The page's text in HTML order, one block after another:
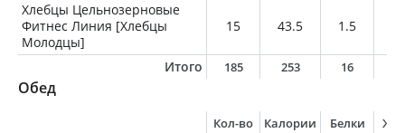
Хлебцы Цельнозерновые
Фитнес Линия [Хлебцы
Молодцы]
15 43.5 1.5
Итого 185 253 16
Обед
Кол-во Калории Белки